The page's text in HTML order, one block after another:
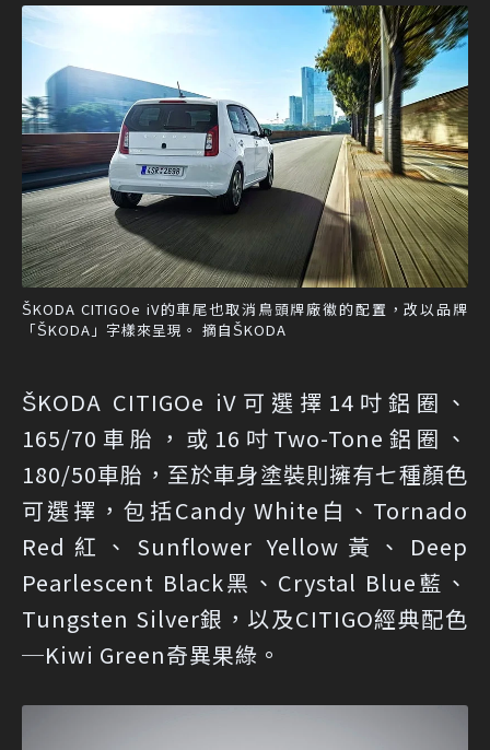
ŠKODA CITIGOe iV的車尾也取消鳥頭牌廠徽的配置，改以品牌
「ŠKODA」字樣來呈現。 摘自ŠKODA
ŠKODA CITIGOe iV可選擇14吋鋁圈、
165/70車胎，或16吋Two-Tone鋁圈、
180/50車胎，至於車身塗裝則擁有七種顏色
可選擇，包括Candy White白、Tornado
Red紅、Sunflower Yellow黃、Deep
Pearlescent Black黑、Crystal Blue藍、
Tungsten Silver銀，以及CITIGO經典配色
─Kiwi Green奇異果綠。